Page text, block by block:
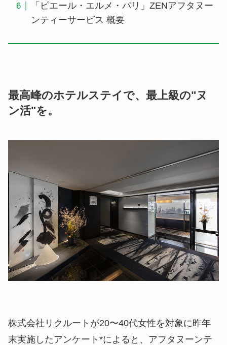
「ピエール・エルメ・パリ」ZENアフタヌー
ンティーサービス 概要
最高峰のホテルステイで、最上級の"ヌ
ン活"を。
株式会社リクルートが20〜40代女性を対象に昨年
末実施したアンケート*によると、アフタヌーンテ